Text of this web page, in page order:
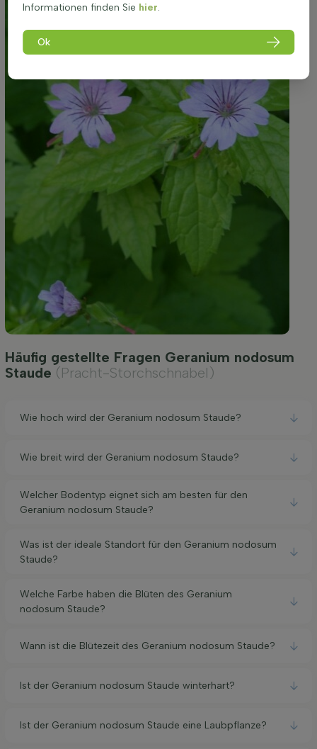
Häufig gestellte Fragen Geranium nodosum
Staude (Pracht-Storchschnabel)
Wie hoch wird der Geranium nodosum Staude?
Wie breit wird der Geranium nodosum Staude?
Welcher Bodentyp eignet sich am besten für den
Geranium nodosum Staude?
Was ist der ideale Standort für den Geranium nodosum
Staude?
Welche Farbe haben die Blüten des Geranium
nodosum Staude?
Wann ist die Blütezeit des Geranium nodosum Staude?
Ist der Geranium nodosum Staude winterhart?
Ist der Geranium nodosum Staude eine Laubpflanze?
Informationen finden Sie hier.
Ok